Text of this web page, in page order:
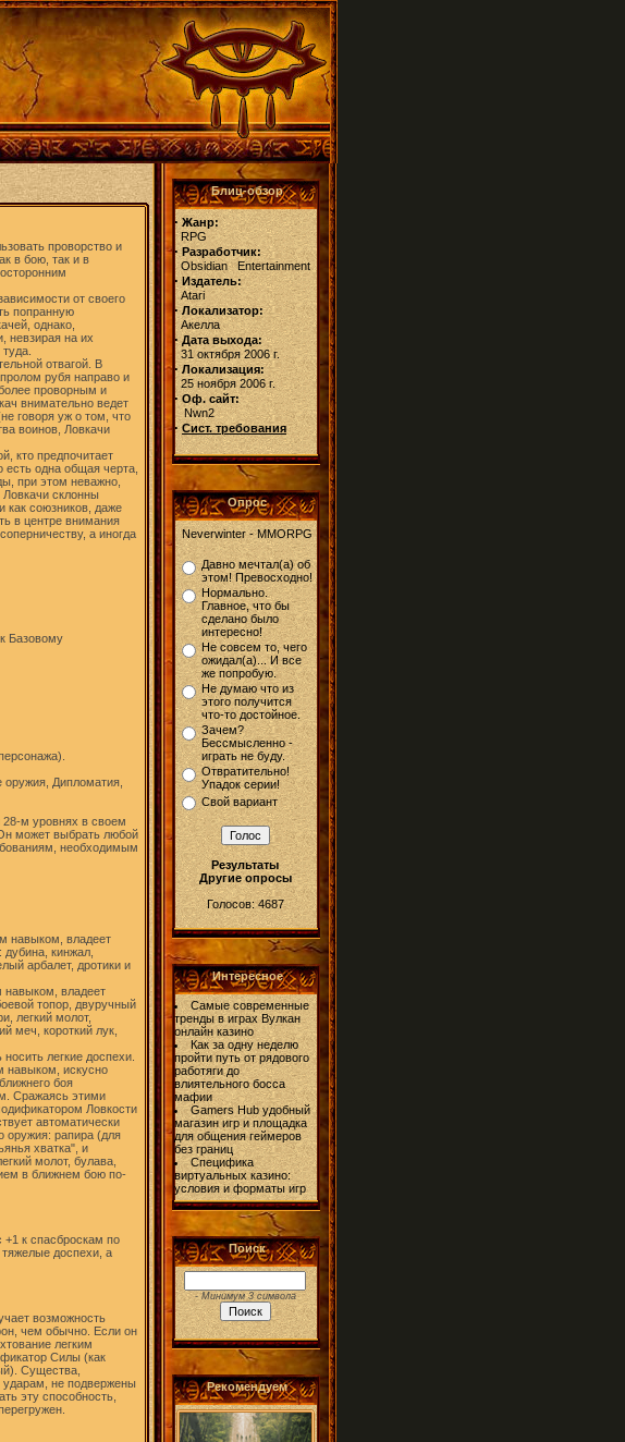
проворство и
в бою, так и в
от своего
попранную
однако,
невзирая на их
отвагой. В
рубя направо и
проворным и
внимательно ведет
говоря уж о том, что
воинов, Ловкачи
кто предпочитает
одна общая черта,
при этом неважно,
Ловкачи склонны
как союзников, даже
в центре внимания
а иногда
Базовому
оружия, Дипломатия,
м уровнях в своем
может выбрать любой
необходимым
навыком, владеет
кинжал,
арбалет, дротики и
владеет
топор, двуручный
легкий молот,
меч, короткий лук,
легкие доспехи.
навыком, искусно
боя
Сражаясь этими
Ловкости
автоматически
оружия: рапира (для
хватка", и
молот, булава,
в ближнем бою по-
+1 к спасброскам по
тяжелые доспехи, а
возможность
чем обычно. Если он
легким
Силы (как
Существа,
не подвержены
эту способность,
Блиц-обзор
· Жанр:
RPG
· Разработчик:
Obsidian Entertainment
· Издатель:
Atari
· Локализатор:
Акелла
· Дата выхода:
31 октября 2006 г.
· Локализация:
25 ноября 2006 г.
· Оф. сайт:
Nwn2
· Сист. требования
Опрос
Neverwinter - MMORPG
Давно мечтал(а) об
этом! Превосходно!
Нормально.
Главное, что бы
сделано было
интересно!
Не совсем то, чего
ожидал(а)... И все
же попробую.
Не думаю что из
этого получится
что-то достойное.
Зачем?
Бессмысленно -
играть не буду.
Отвратительно!
Упадок серии!
Свой вариант
Результаты
Другие опросы
Голосов: 4687
Интересное
Самые современные
тренды в играх Вулкан
онлайн казино
Как за одну неделю
пройти путь от рядового
работяги до
влиятельного босса
мафии
Gamers Hub удобный
магазин игр и площадка
для общения геймеров
без границ
Специфика
виртуальных казино:
условия и форматы игр
Поиск
- Минимум 3 символа
Рекомендуем